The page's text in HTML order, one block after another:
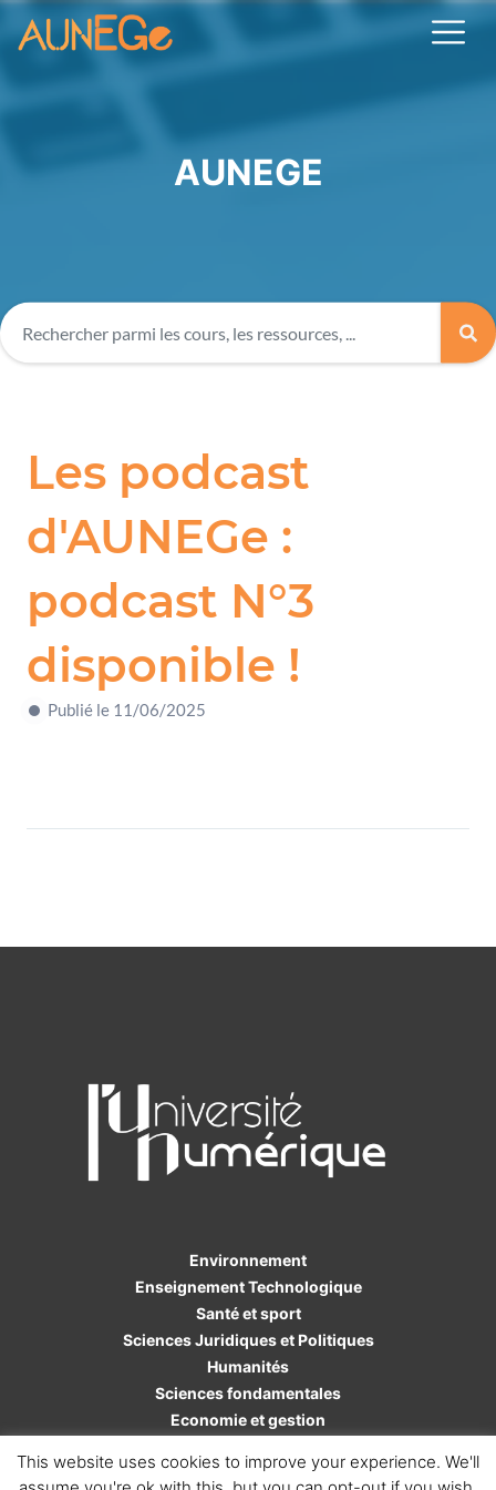
AUNEGE
Les podcast
d'AUNEGe :
podcast N°3
disponible !
Publié le 11/06/2025
Environnement
Enseignement Technologique
Santé et sport
Sciences Juridiques et Politiques
Humanités
Sciences fondamentales
Economie et gestion
This website uses cookies to improve your experience. We'll